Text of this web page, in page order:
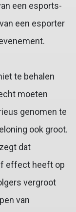
een esports-
een esporter
te behalen
moeten
genomen te
ook groot.
dat
effect heeft op
vergroot
van